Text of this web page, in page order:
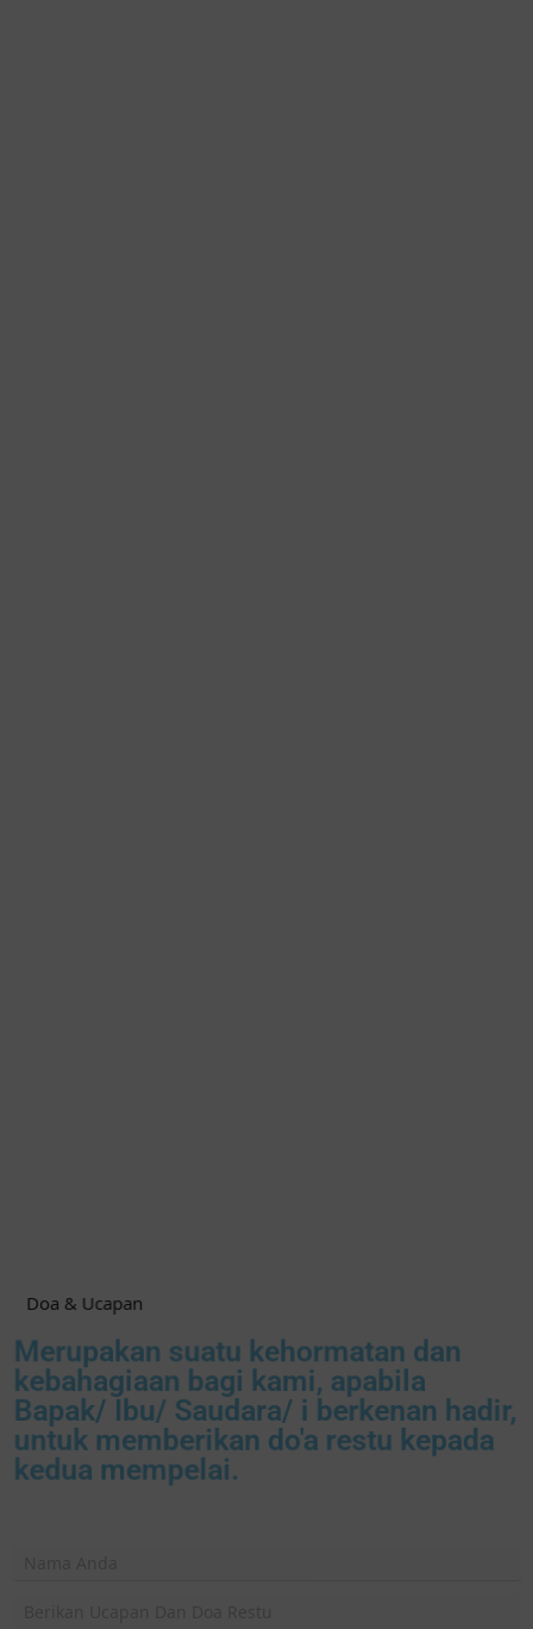
Doa & Ucapan
Merupakan suatu kehormatan dan
kebahagiaan bagi kami, apabila
Bapak/ Ibu/ Saudara/ i berkenan hadir,
untuk memberikan do'a restu kepada
kedua mempelai.